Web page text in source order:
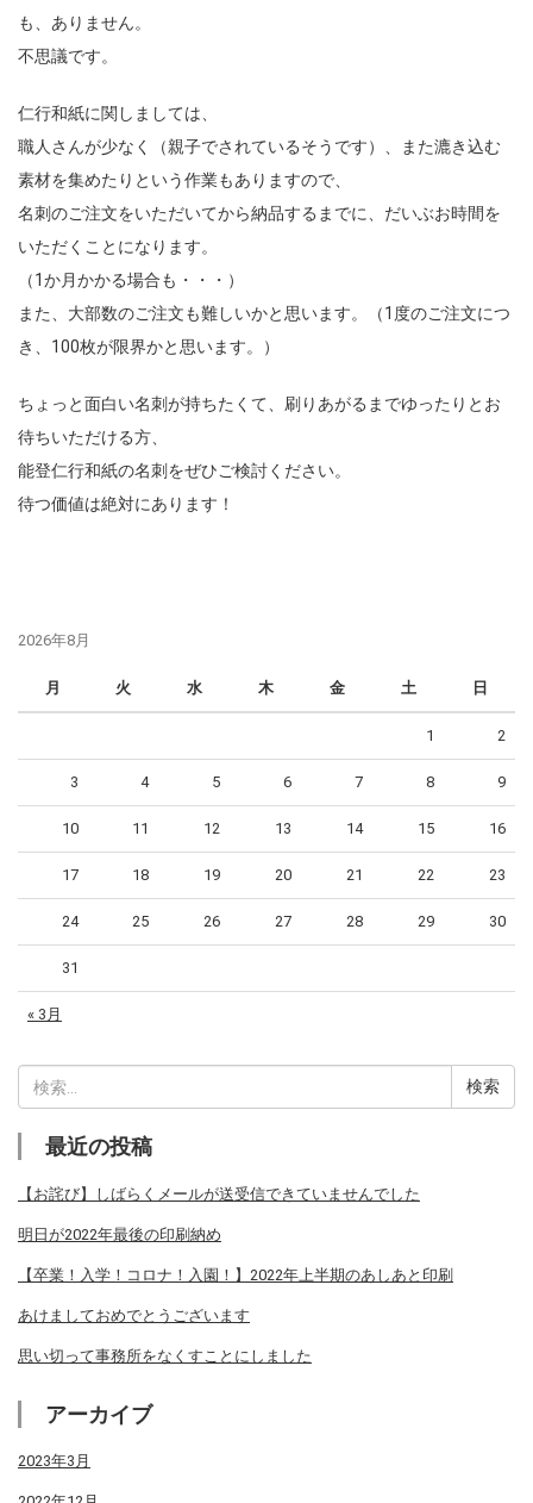
も、ありません。
不思議です。
仁行和紙に関しましては、
職人さんが少なく（親子でされているそうです）、また漉き込む
素材を集めたりという作業もありますので、
名刺のご注文をいただいてから納品するまでに、だいぶお時間を
いただくことになります。
（1か月かかる場合も・・・）
また、大部数のご注文も難しいかと思います。（1度のご注文につ
き、100枚が限界かと思います。）
ちょっと面白い名刺が持ちたくて、刷りあがるまでゆったりとお
待ちいただける方、
能登仁行和紙の名刺をぜひご検討ください。
待つ価値は絶対にあります！
2026年8月
月 火 水 木 金 土 日
« 3月
1 2
3 4 5 6 7 8 9
10 11 12 13 14 15 16
17 18 19 20 21 22 23
24 25 26 27 28 29 30
31
索:
最近の投稿
【お詫び】しばらくメールが送受信できていませんでした
明日が2022年最後の印刷納め
【卒業！入学！コロナ！入園！】2022年上半期のあしあと印刷
あけましておめでとうございます
思い切って事務所をなくすことにしました
アーカイブ
2023年3月